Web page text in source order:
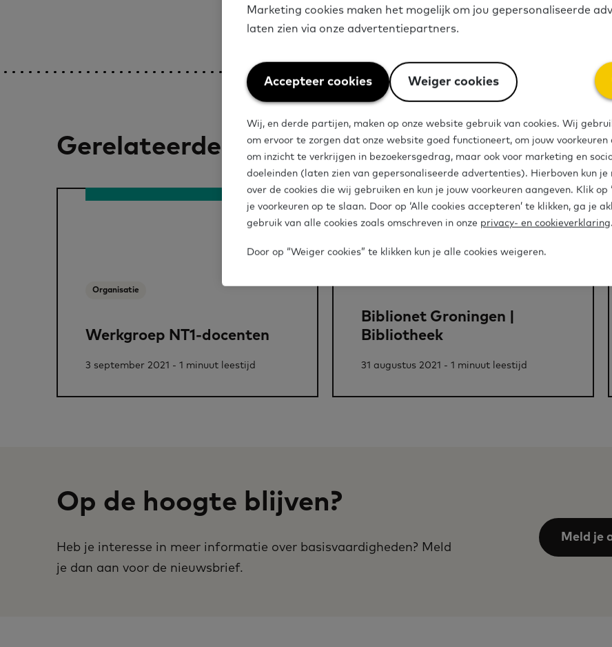
Gerelateerde artikelen
Organisatie
Werkgroep NT1-docenten
3 september 2021 - 1 minuut leestijd
Biblionet Groningen |
Bibliotheek
31 augustus 2021 - 1 minuut leestijd
Op de hoogte blijven?
Heb je interesse in meer informatie over basisvaardigheden? Meld
je dan aan voor de nieuwsbrief.
Meld je
Marketing cookies maken het mogelijk om jou gepersonaliseerde
laten zien via onze advertentiepartners.
Accepteer cookies Weiger cookies
Weiger
cookies
Wij, en derde partijen, maken op onze website gebruik van cookies. Wij
om ervoor te zorgen dat onze website goed functioneert, om jouw voorkeuren
om inzicht te verkrijgen in bezoekersgedrag, maar ook voor marketing en
doeleinden (laten zien van gepersonaliseerde advertenties). Hierboven kun je
over de cookies die wij gebruiken en kun je jouw voorkeuren aangeven. Klik op
je voorkeuren op te slaan. Door op ‘Alle cookies accepteren’ te klikken, ga je
gebruik van alle cookies zoals omschreven in onze privacy- en cookieverklaring.
Door op “Weiger cookies” te klikken kun je alle cookies weigeren.